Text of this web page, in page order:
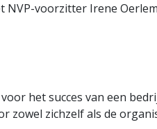
voorzitter Irene
het succes van een
zowel zichzelf als de